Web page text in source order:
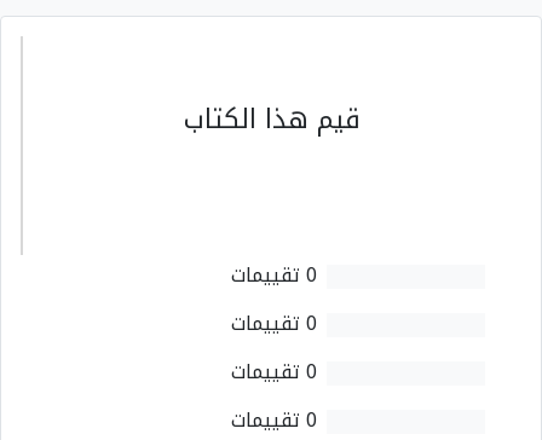
قيم هذا الكتاب
0 تقييمات
0 تقييمات
0 تقييمات
0 تقييمات